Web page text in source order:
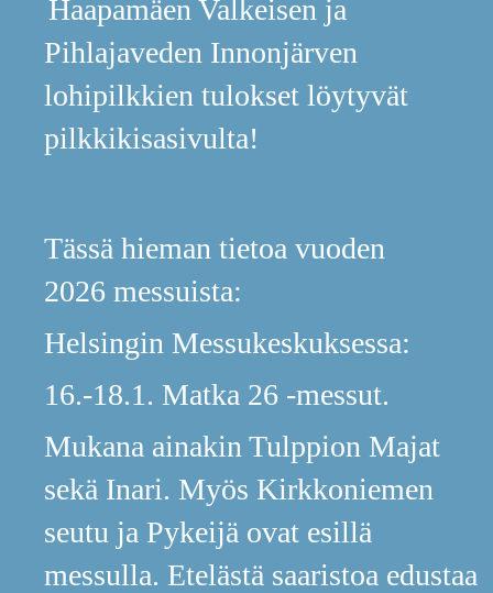
Haapamäen Valkeisen ja
Pihlajaveden Innonjärven
lohipilkkien tulokset löytyvät
pilkkikisasivulta!
Tässä hieman tietoa vuoden
2026 messuista:
Helsingin Messukeskuksessa:
16.-18.1. Matka 26 -messut.
Mukana ainakin Tulppion Majat
sekä Inari. Myös Kirkkoniemen
seutu ja Pykeijä ovat esillä
messulla. Etelästä saaristoa edustaa